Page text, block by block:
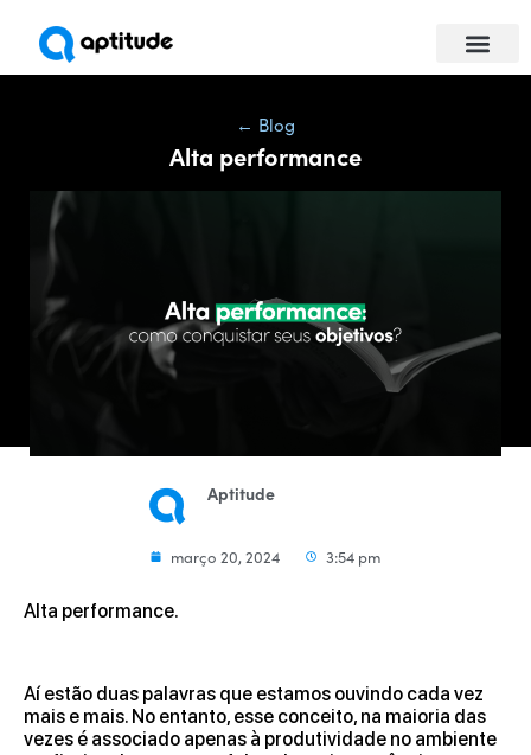
← Blog
Alta performance
Aptitude
março 20, 2024 3:54 pm
Alta performance.
Aí estão duas palavras que estamos ouvindo cada vez
mais e mais. No entanto, esse conceito, na maioria das
vezes é associado apenas à produtividade no ambiente